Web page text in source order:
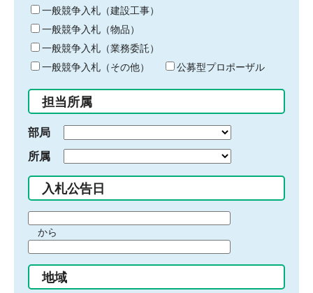
キ
ー
ワ
ー
ド
入
力
一般競争入札（建設工事）
一般競争入札（物品）
一般競争入札（業務委託）
一般競争入札（その他）
公募型プロポーザル
担当所属
部局
所属
入札公告日
間
始
から
間
地域